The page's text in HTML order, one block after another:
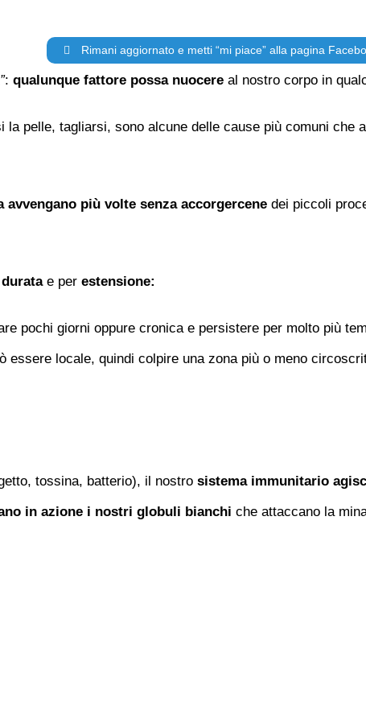
Rimani aggiornato e metti “mi piace” alla pagina
: qualunque fattore possa nuocereal nostro corpo in
la pelle, tagliarsi, sono alcune delle cause più comuni che
avvengano più volte senza accorgercenedei piccoli
duratae per estensione:
pochi giorni oppure cronica e persistere per molto più
essere locale, quindi colpire una zona più o meno
tossina, batterio), il nostro sistema immunitario
in azione i nostri globuli bianchi che attaccano la